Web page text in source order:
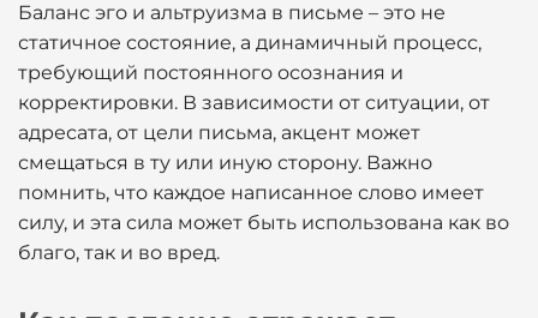
Баланс эго и альтруизма в письме – это не
статичное состояние, а динамичный процесс,
требующий постоянного осознания и
корректировки. В зависимости от ситуации, от
адресата, от цели письма, акцент может
смещаться в ту или иную сторону. Важно
помнить, что каждое написанное слово имеет
силу, и эта сила может быть использована как во
благо, так и во вред.